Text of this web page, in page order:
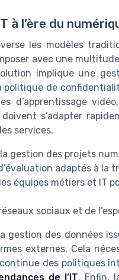
à l’ère du
les modèles
avec une
implique une
de
d’apprentissage
s’adapter
services.
gestion des projets
adaptés à la
équipes métiers et IT
sociaux et de
des données
externes. Cela
des politiques
de l’IT. Enfin,